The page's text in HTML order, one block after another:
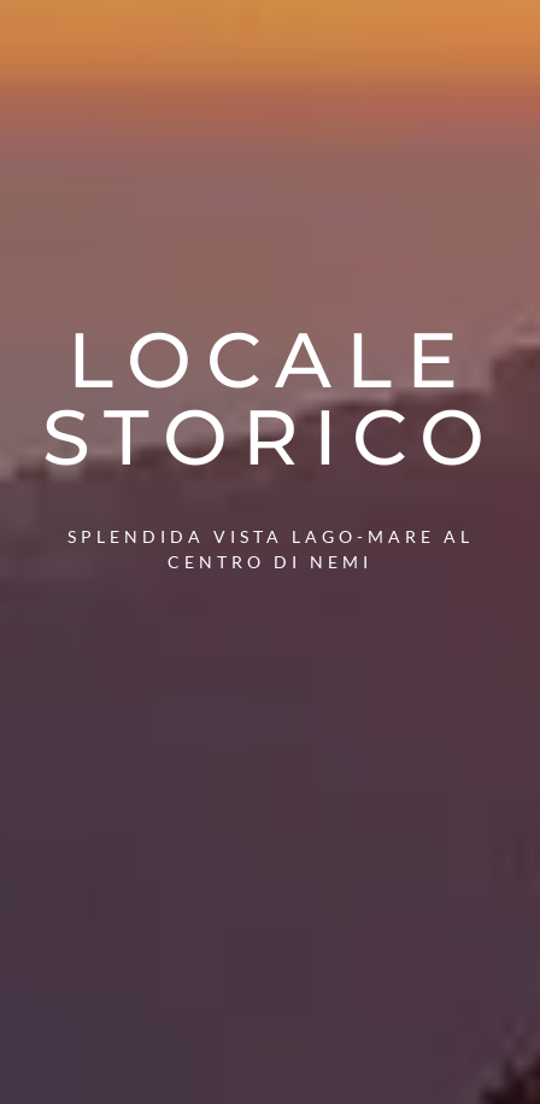
LOCALE
STORICO
SPLENDIDA VISTA LAGO-MARE AL
CENTRO DI NEMI